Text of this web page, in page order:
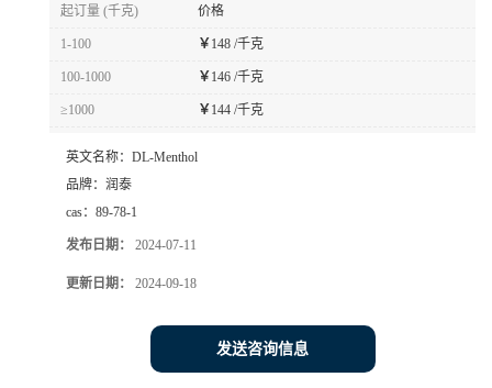
起订量 (千克) 价格
1-100 ￥ 148 /千克
100-1000 ￥ 146 /千克
≥1000 ￥ 144 /千克
英文名称： DL-Menthol
品牌： 润泰
cas： 89-78-1
发布日期： 2024-07-11
更新日期： 2024-09-18
发送咨询信息